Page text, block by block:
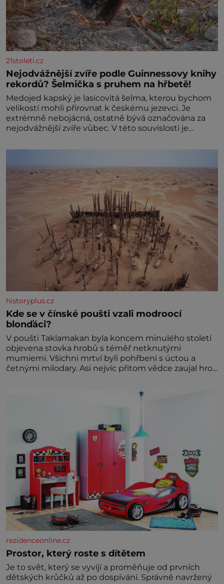
21stoleti.cz
Nejodvážnější zvíře podle Guinnessovy knihy
rekordů? Šelmička s pruhem na hřbetě!
Medojed kapský je lasicovitá šelma, kterou bychom
velikostí mohli přirovnat k českému jezevci. Je
extrémně nebojácná, ostatně bývá označována za
nejodvážnější zvíře vůbec. V této souvislosti je
historyplus.cz
Kde se v čínské poušti vzali modroocí
blonďáci?
V poušti Taklamakan byla koncem minulého století
objevena stovka hrobů s téměř netknutými
mumiemi. Všichni mrtví byli pohřbeni s úctou a
četnými milodary. Asi nejvíc přitom vědce zaujal hrob
dávných lidí nesmírně dobře zachovalá, přičítají
odborníci zdejším klimatickým podmínkám. Sucho,
rezidenceonline.cz
Prostor, který roste s dítětem
Je to svět, který se vyvíjí a proměňuje od prvních
dětských krůčků až po dospívání. Správně navržený